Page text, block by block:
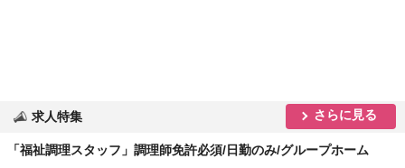
求人特集 さらに見る
「福祉調理スタッフ」調理師免許必須/日勤のみ/グループホーム